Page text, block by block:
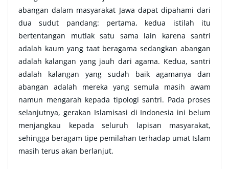
abangan dalam masyarakat Jawa dapat dipahami dari
dua sudut pandang: pertama, kedua istilah itu
bertentangan mutlak satu sama lain karena santri
adalah kaum yang taat beragama sedangkan abangan
adalah kalangan yang jauh dari agama. Kedua, santri
adalah kalangan yang sudah baik agamanya dan
abangan adalah mereka yang semula masih awam
namun mengarah kepada tipologi santri. Pada proses
selanjutnya, gerakan Islamisasi di Indonesia ini belum
menjangkau kepada seluruh lapisan masyarakat,
sehingga beragam tipe pemilahan terhadap umat Islam
masih terus akan berlanjut.